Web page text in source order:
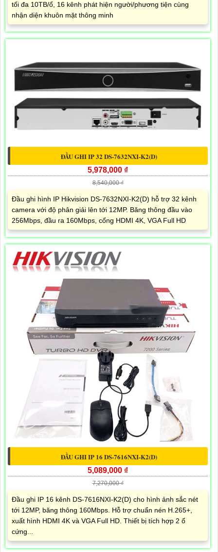
tối đa 10TB/ổ, 16 kênh phát hiện người/phương tiện cùng
nhận diện khuôn mặt thông minh
ĐẦU GHI IP 32 DS-7632NXI-K2(D)
5,978,000 ₫
8,540,000 ₫
Đầu ghi hình IP Hikvision DS-7632NXI-K2(D) hỗ trợ 32 kênh
camera với độ phân giải lên tới 12MP. Băng thông đầu vào
256Mbps, đầu ra 160Mbps, cổng HDMI 4K, VGA Full HD
ĐẦU GHI IP 16 DS-7616NXI-K2(D)
5,089,000 ₫
7,270,000 ₫
Đầu ghi IP 16 kênh DS-7616NXI-K2(D) cho hình ảnh sắc nét
tới 12MP, băng thông 160Mbps. Hỗ trợ chuẩn nén H.265+,
xuất hình HDMI 4K và VGA Full HD. Thiết bị tích hợp 2 ổ
cứng...